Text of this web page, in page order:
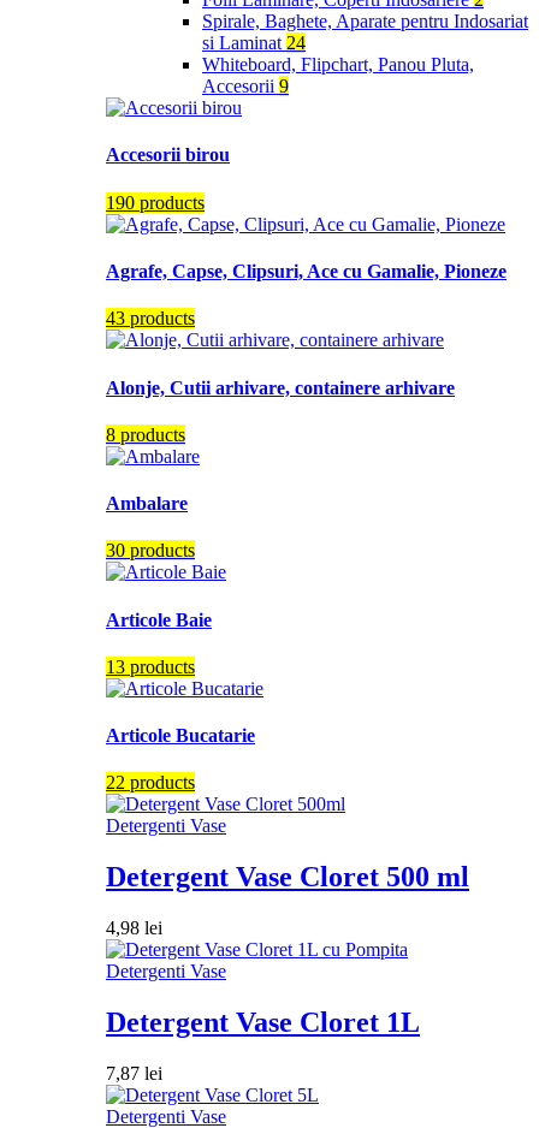
Spirale, Baghete, Aparate pentru Indosariat
si Laminat 24
Whiteboard, Flipchart, Panou Pluta,
Accesorii 9
Accesorii birou
190 products
Agrafe, Capse, Clipsuri, Ace cu Gamalie, Pioneze
43 products
Alonje, Cutii arhivare, containere arhivare
8 products
Ambalare
30 products
Articole Baie
13 products
Articole Bucatarie
22 products
Detergenti Vase
Detergent Vase Cloret 500 ml
4,98 lei
Detergenti Vase
Detergent Vase Cloret 1L
7,87 lei
Detergenti Vase